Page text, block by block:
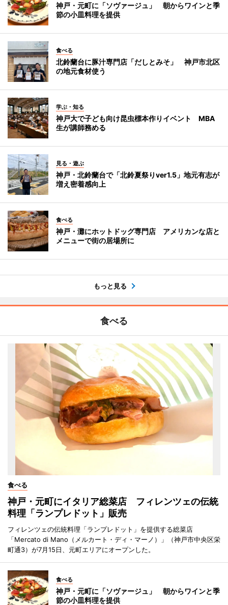
神戸・元町に「ソヴァージュ」 朝からワインと季
節の小皿料理を提供
食べる
北鈴蘭台に豚汁専門店「だしとみそ」 神戸市北区
の地元食材使う
学ぶ・知る
神戸大で子ども向け昆虫標本作りイベント MBA
生が講師務める
見る・遊ぶ
神戸・北鈴蘭台で「北鈴夏祭りver1.5」地元有志が
増え密着感向上
食べる
神戸・灘にホットドッグ専門店 アメリカンな店と
メニューで街の居場所に
もっと見る
食べる
食べる
神戸・元町にイタリア総菜店 フィレンツェの伝統
料理「ランプレドット」販売
フィレンツェの伝統料理「ランプレドット」を提供する総菜店
「Mercato di Mano（メルカート・ディ・マーノ）」（神戸市中央区栄
町通3）が7月15日、元町エリアにオープンした。
食べる
神戸・元町に「ソヴァージュ」 朝からワインと季
節の小皿料理を提供